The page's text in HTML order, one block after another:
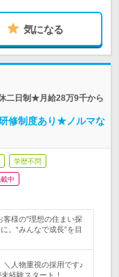
気になる
二日制★月給28万9千から
修制度あり★ノルマな
学歴不問
中
様の"理想の住まい探
。“みんなで成長”を目
＼人物重視の採用です♪
経験スタート！